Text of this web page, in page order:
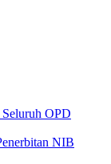
OPD
NIB